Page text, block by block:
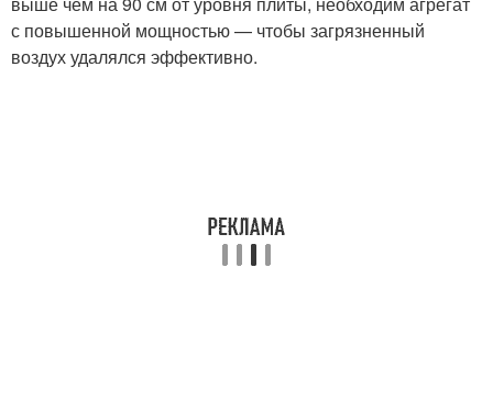
с повышенной мощностью — чтобы загрязненный
воздух удалялся эффективно.